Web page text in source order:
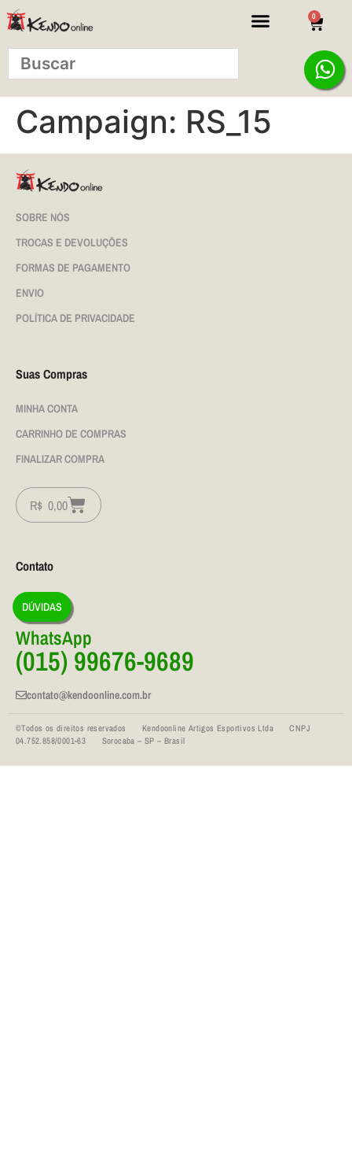
0
Campaign: RS_15
SOBRE NÓS
TROCAS E DEVOLUÇÕES
FORMAS DE PAGAMENTO
ENVIO
POLÍTICA DE PRIVACIDADE
Suas Compras
MINHA CONTA
CARRINHO DE COMPRAS
FINALIZAR COMPRA
R$ 0,00
Contato
DÚVIDAS
WhatsApp
(015) 99676-9689
contato@kendoonline.com.br
©Todos os direitos reservados Kendoonline Artigos Esportivos Ltda CNPJ
04.752.858/0001-63 Sorocaba – SP – Brasil